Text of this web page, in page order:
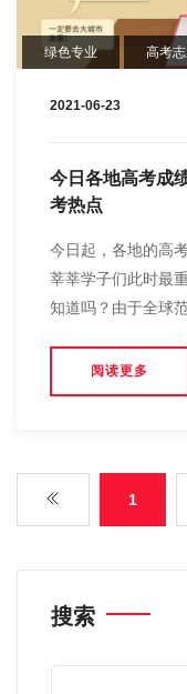
绿色专业 高考
2021-06-23
今日各地高考成
考热点
今日起，各地的高
莘莘学子们此时最
知道吗？由于全球范
阅读更多
1
搜索